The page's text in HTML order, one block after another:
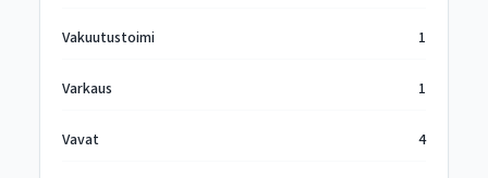
Vakuutustoimi 1
Varkaus 1
Vavat 4